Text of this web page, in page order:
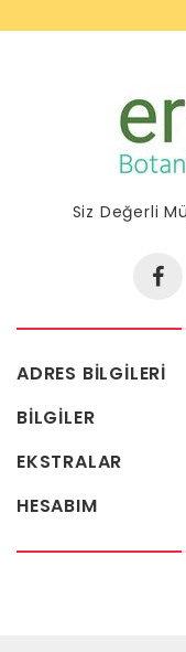
Siz Değerli
ADRES BILGILERI
BILGILER
EKSTRALAR
HESABIM